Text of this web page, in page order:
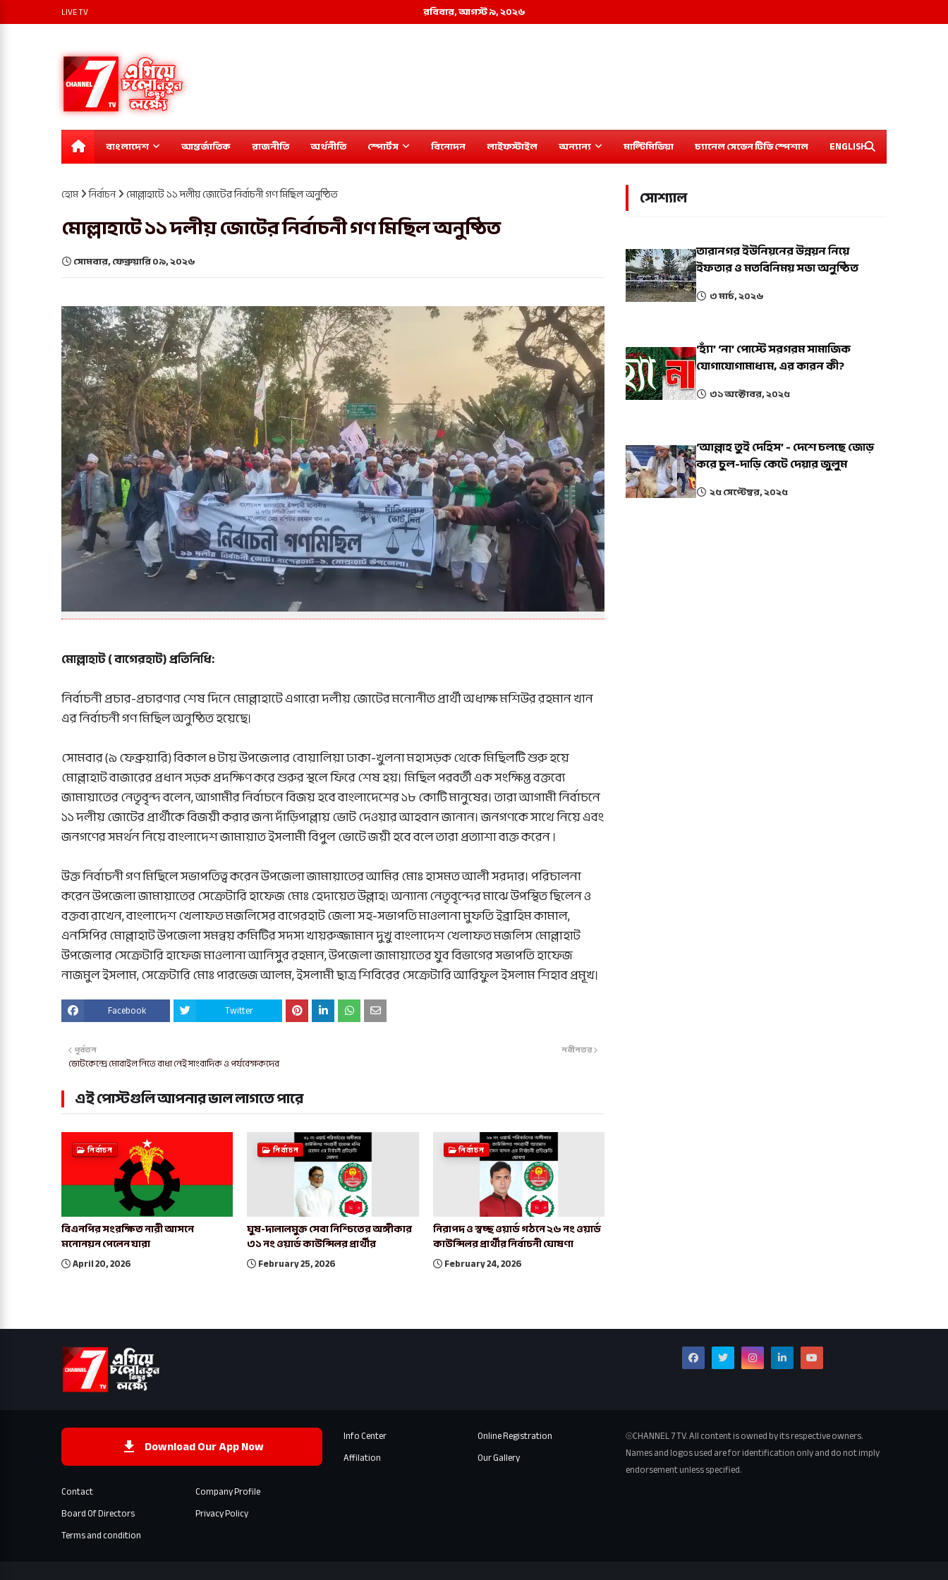
রবিবার, আগস্ট ৯, ২০২৬
LIVE TV
বাংলাদেশ আন্তর্জাতিক রাজনীতি অর্থনীতি স্পোর্টস বিনোদন লাইফস্টাইল অন্যান্য মাল্টিমিডিয়া চ্যানেল সেভেন টিভি স্পেশাল ENGLISH
হোম নির্বাচন মোল্লাহাটে ১১ দলীয় জোটের নির্বাচনী গণ মিছিল অনুষ্ঠিত
মোল্লাহাটে ১১ দলীয় জোটের নির্বাচনী গণ মিছিল অনুষ্ঠিত
সোমবার, ফেব্রুয়ারি ০৯, ২০২৬
মোল্লাহাট ( বাগেরহাট) প্রতিনিধি:
নির্বাচনী প্রচার-প্রচারণার শেষ দিনে মোল্লাহাটে এগারো দলীয় জোটের মনোনীত প্রার্থী অধ্যক্ষ মশিউর রহমান খান
এর নির্বাচনী গণ মিছিল অনুষ্ঠিত হয়েছে।
সোমবার (৯ ফেব্রুয়ারি) বিকাল ৪ টায় উপজেলার বোয়ালিয়া ঢাকা-খুলনা মহাসড়ক থেকে মিছিলটি শুরু হয়ে
মোল্লাহাট বাজারের প্রধান সড়ক প্রদক্ষিণ করে শুরুর স্থলে ফিরে শেষ হয়। মিছিল পরবর্তী এক সংক্ষিপ্ত বক্তব্যে
জামায়াতের নেতৃবৃন্দ বলেন, আগামীর নির্বাচনে বিজয় হবে বাংলাদেশের ১৮ কোটি মানুষের। তারা আগামী নির্বাচনে
১১ দলীয় জোটের প্রার্থীকে বিজয়ী করার জন্য দাঁড়িপাল্লায় ভোট দেওয়ার আহবান জানান। জনগণকে সাথে নিয়ে এবং
জনগণের সমর্থন নিয়ে বাংলাদেশ জামায়াত ইসলামী বিপুল ভোটে জয়ী হবে বলে তারা প্রত্যাশা ব্যক্ত করেন ।
উক্ত নির্বাচনী গণ মিছিলে সভাপতিত্ব করেন উপজেলা জামায়াতের আমির মোঃ হাসমত আলী সরদার। পরিচালনা
করেন উপজেলা জামায়াতের সেক্রেটারি হাফেজ মোঃ হেদায়েত উল্লাহ। অন্যান্য নেতৃবৃন্দের মাঝে উপস্থিত ছিলেন ও
বক্তব্য রাখেন, বাংলাদেশ খেলাফত মজলিসের বাগেরহাট জেলা সহ-সভাপতি মাওলানা মুফতি ইব্রাহিম কামাল,
এনসিপির মোল্লাহাট উপজেলা সমন্বয় কমিটির সদস্য খায়রুজ্জামান দুখু বাংলাদেশ খেলাফত মজলিস মোল্লাহাট
উপজেলার সেক্রেটারি হাফেজ মাওলানা আনিসুর রহমান, উপজেলা জামায়াতের যুব বিভাগের সভাপতি হাফেজ
নাজমুল ইসলাম, সেক্রেটারি মোঃ পারভেজ আলম, ইসলামী ছাত্র শিবিরের সেক্রেটারি আরিফুল ইসলাম শিহাব প্রমূখ।
Facebook Twitter
নবীনতর
পূর্বতন
ভোটকেন্দ্রে মোবাইল নিতে বাধা নেই সাংবাদিক ও পর্যবেক্ষকদের
এই পোস্টগুলি আপনার ভাল লাগতে পারে
নির্বাচন
বিএনপির সংরক্ষিত নারী আসনে
মনোনয়ন পেলেন যারা
April 20, 2026
নির্বাচন
ঘুষ-দালালমুক্ত সেবা নিশ্চিতের অঙ্গীকার
৩১ নং ওয়ার্ড কাউন্সিলর প্রার্থীর
February 25, 2026
নির্বাচন
নিরাপদ ও স্বচ্ছ ওয়ার্ড গঠনে ২৬ নং ওয়ার্ড
কাউন্সিলর প্রার্থীর নির্বাচনী ঘোষণা
February 24, 2026
সোশ্যাল
তারানগর ইউনিয়নের উন্নয়ন নিয়ে
ইফতার ও মতবিনিময় সভা অনুষ্ঠিত
৩ মার্চ, ২০২৬
‘হ্যাঁ’ ‘না’ পোস্টে সরগরম সামাজিক
যোগাযোগামাধ্যম, এর কারন কী?
৩১ অক্টোবর, ২০২৫
‘আল্লাহ তুই দেহিস’ - দেশে চলছে জোড়
করে চুল-দাড়ি কেটে দেয়ার জুলুম
২৫ সেপ্টেম্বর, ২০২৫
Download Our App Now
Contact
Company Profile
Board Of Directors
Privacy Policy
Terms and condition
Info Center
Online Registration
Affilation
Our Gallery
⦾CHANNEL 7 TV. All content is owned by its respective owners.
Names and logos used are for identification only and do not imply
endorsement unless specified.